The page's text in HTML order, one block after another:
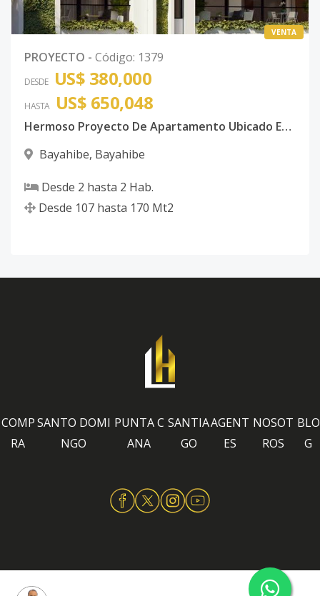
VENTA
PROYECTO - Código: 1379
DESDE US$ 380,000
HASTA US$ 650,048
Hermoso Proyecto De Apartamento Ubicado En La Altagracia Bayahibe
Bayahibe, Bayahibe
Desde 2 hasta 2 Hab.
Desde 107 hasta 170 Mt2
COMP
RA
SANTO DOMI
NGO
PUNTA C
ANA
SANTIA
GO
AGENT
ES
NOSOT
ROS
BLO
G